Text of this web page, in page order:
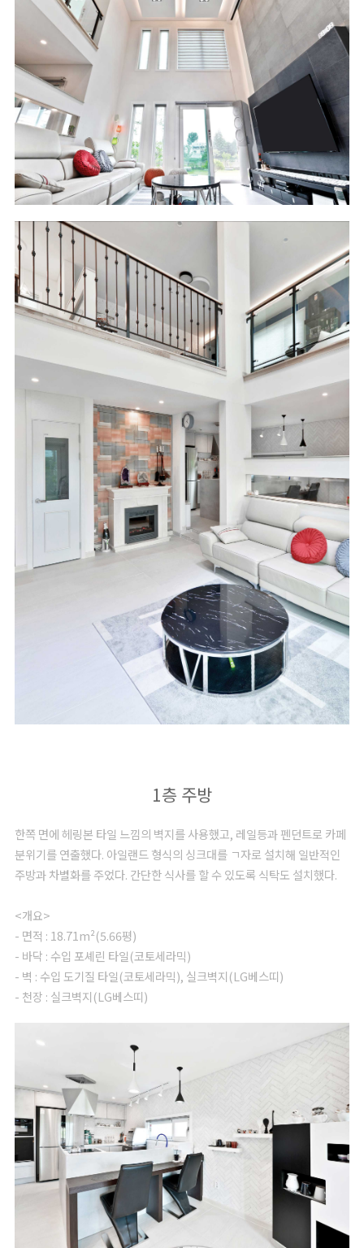
1층 주방
한쪽 면에 헤링본 타일 느낌의 벽지를 사용했고, 레일등과 펜던트로 카페
분위기를 연출했다. 아일랜드 형식의 싱크대를 ㄱ자로 설치해 일반적인
주방과 차별화를 주었다. 간단한 식사를 할 수 있도록 식탁도 설치했다.
<개요>
- 면적 : 18.71m²(5.66평)
- 바닥 : 수입 포셰린 타일(코토세라믹)
- 벽 : 수입 도기질 타일(코토세라믹), 실크벽지(LG베스띠)
- 천장 : 실크벽지(LG베스띠)